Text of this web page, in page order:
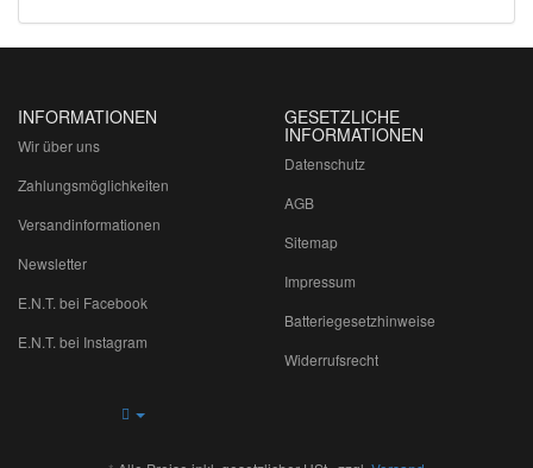
INFORMATIONEN
Wir über uns
Zahlungsmöglichkeiten
Versandinformationen
Newsletter
E.N.T. bei Facebook
E.N.T. bei Instagram
GESETZLICHE
INFORMATIONEN
Datenschutz
AGB
Sitemap
Impressum
Batteriegesetzhinweise
Widerrufsrecht